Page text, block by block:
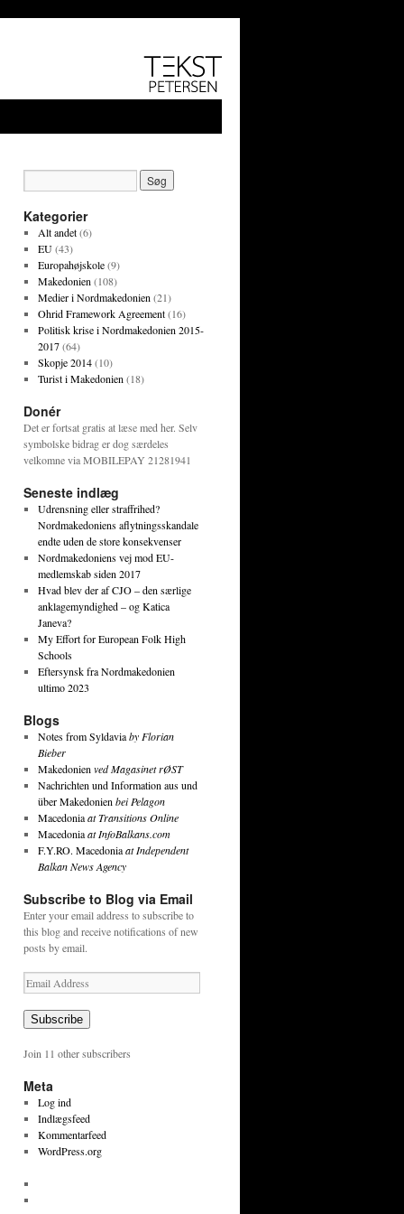
Kategorier
Alt andet(6)
EU(43)
Europahøjskole(9)
Makedonien (108)
Medier i Nordmakedonien (21)
Ohrid Framework Agreement(16)
Politisk krise i Nordmakedonien 2015-
2017(64)
Skopje 2014(10)
Turist i Makedonien (18)
Donér
Det er fortsat gratis at læse med her. Selv
symbolske bidrag er dog særdeles
velkomne via MOBILEPAY 21281941
Seneste indlæg
Udrensning eller straffrihed?
Nordmakedoniens aflytningsskandale
endte uden de store konsekvenser
Nordmakedoniens vej mod EU-
medlemskab siden 2017
Hvad blev der af CJO – den særlige
anklagemyndighed – og Katica
Janeva?
My Effort for European Folk High
Schools
Eftersynsk fra Nordmakedonien
ultimo 2023
Blogs
Notes from Syldaviaby Florian
Bieber
Makedonien ved Magasinet rØST
Nachrichten und Information aus und
über Makedonien bei Pelagon
Macedoniaat Transitions Online
Macedoniaat InfoBalkans.com
F.Y.RO. Macedoniaat Independent
Balkan News Agency
Subscribe to Blog via Email
Enter your email address to subscribe to
this blog and receive notifications of new
posts by email.
Email
Address
Subscribe
Join 11 other subscribers
Meta
Log ind
Indlægsfeed
Kommentarfeed
WordPress.org